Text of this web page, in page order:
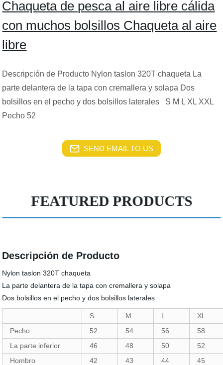
Chaqueta de pesca al aire libre cálida
con muchos bolsillos Chaqueta al aire
libre
Descripción de Producto Nylon taslon 320T chaqueta La
parte delantera de la tapa con cremallera y solapa Dos
bolsillos en el pecho y dos bolsillos laterales S M L XL XXL
Pecho 52
SEND EMAIL TO US
FEATURED PRODUCTS
Descripción de Producto
Nylon taslon 320T chaqueta
La parte delantera de la tapa con cremallera y solapa
Dos bolsillos en el pecho y dos bolsillos laterales
S M L
XL
Pecho
52 54 56
58
La parte inferior
46 48 50
52
Hombro
42 43 44
45